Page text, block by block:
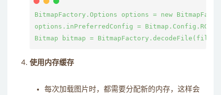
BitmapFactory.Options options = new
options.inPreferredConfig =
使用内存缓存
每次加载图片时，都需要分配新的内存，这样会